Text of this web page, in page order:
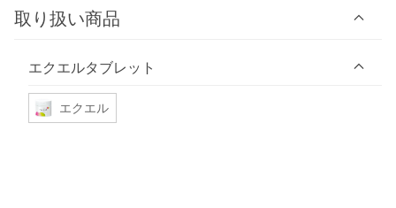
取り扱い商品
エクエルタブレット
エクエル